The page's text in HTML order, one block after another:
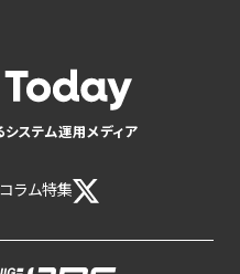
システム運用メディア
コラム特集